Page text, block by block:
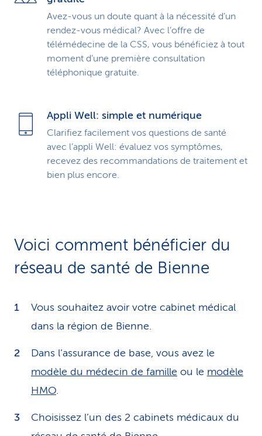
Avez-vous un doute quant à la nécessité d’un
rendez-vous médical? Avec l’offre de
télémédecine de la CSS, vous bénéficiez à tout
moment d’une première consultation
téléphonique gratuite.
Appli Well: simple et numérique
Clarifiez facilement vos questions de santé
avec l’appli Well: évaluez vos symptômes,
recevez des recommandations de traitement et
bien plus encore.
Voici comment bénéficier du
réseau de santé de Bienne
Vous souhaitez avoir votre cabinet médical
dans la région de Bienne.
Dans l’assurance de base, vous avez le
modèle du médecin de famille ou le modèle
HMO.
Choisissez l’un des 2 cabinets médicaux du